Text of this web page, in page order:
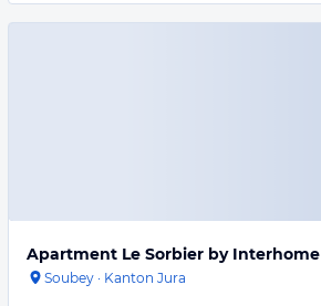
Apartment Le Sorbier by Interhome
Soubey · Kanton Jura